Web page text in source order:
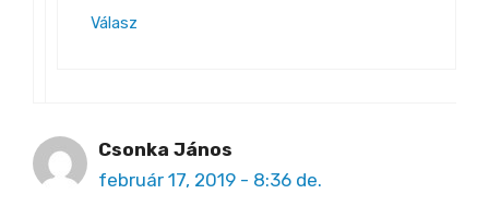
Válasz
Csonka János
február 17, 2019 - 8:36 de.